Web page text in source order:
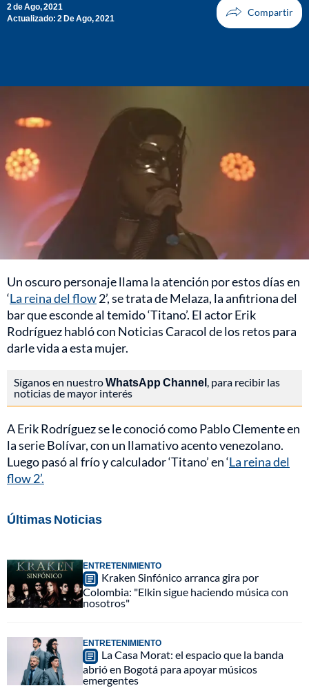
2 de Ago, 2021
Actualizado: 2 De Ago, 2021
Un oscuro personaje llama la atención por estos días en
‘La reina del flow2’, se trata de Melaza, la anfitriona del
bar que esconde al temido ‘Titano’. El actor Erik
Rodríguez habló con Noticias Caracol de los retos para
darle vida a esta mujer.
Síganos en nuestroWhatsApp Channel, para recibir las
noticias de mayor interés
A Erik Rodríguez se le conoció como Pablo Clemente en
la serie Bolívar, con un llamativo acento venezolano.
Luego pasó al frío y calculador ‘Titano’ en ‘La reina del
flow 2’.
Últimas Noticias
ENTRETENIMIENTO
Kraken Sinfónico arranca gira por
Colombia: "Elkin sigue haciendo música con
nosotros"
ENTRETENIMIENTO
La Casa Morat: el espacio que la banda
abrió en Bogotá para apoyar músicos
emergentes